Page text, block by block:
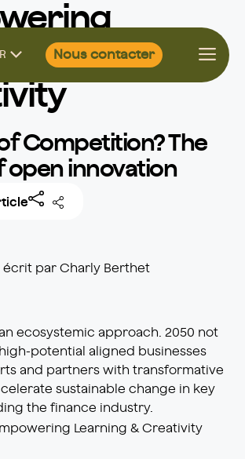
Nous contacter
&
Competition? The
open innovation
écrit par Charly Berthet
ecosystemic approach. 2050 not
potential aligned businesses
and partners with transformative
sustainable change in key
the finance industry.
Learning & Creativity